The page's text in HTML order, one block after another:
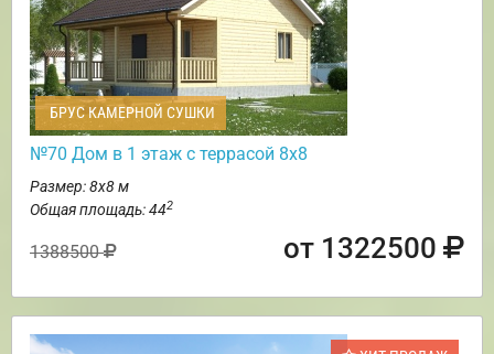
БРУС КАМЕРНОЙ СУШКИ
№70 Дом в 1 этаж с террасой 8х8
Размер: 8х8 м
Общая площадь: 442
1388500 от 1322500